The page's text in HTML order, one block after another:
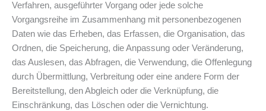
Verfahren, ausgeführter Vorgang oder jede solche
Vorgangsreihe im Zusammenhang mit personenbezogenen
Daten wie das Erheben, das Erfassen, die Organisation, das
Ordnen, die Speicherung, die Anpassung oder Veränderung,
das Auslesen, das Abfragen, die Verwendung, die Offenlegung
durch Übermittlung, Verbreitung oder eine andere Form der
Bereitstellung, den Abgleich oder die Verknüpfung, die
Einschränkung, das Löschen oder die Vernichtung.